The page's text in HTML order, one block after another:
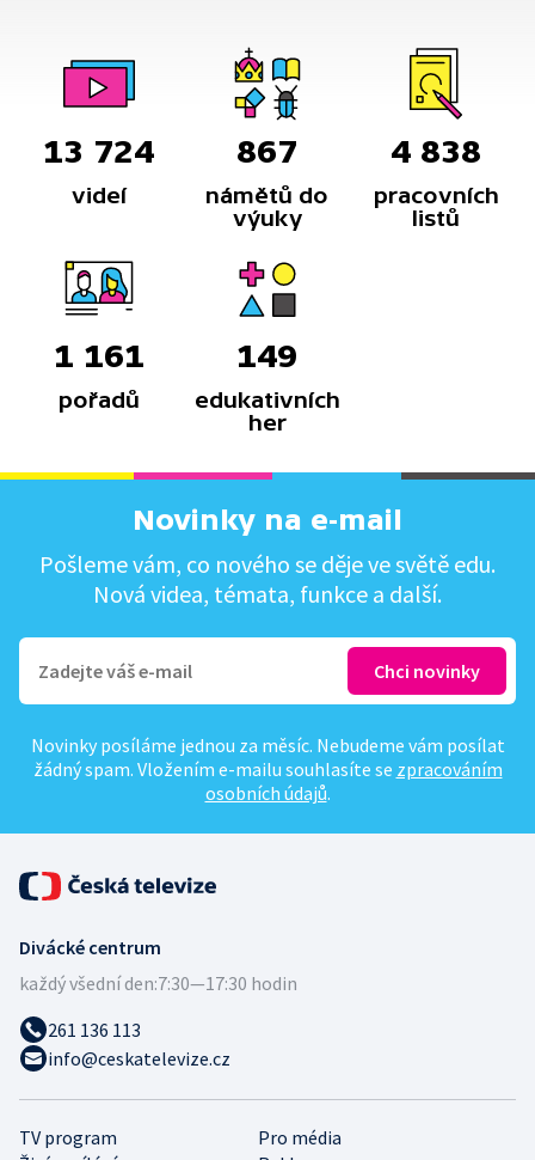
13 724
videí
867
námětů do
výuky
4 838
pracovních
listů
1 161
pořadů
149
edukativních
her
Novinky na e-mail
Pošleme vám, co nového se děje ve světě edu.
Nová videa, témata, funkce a další.
Novinky posíláme jednou za měsíc. Nebudeme vám posílat
žádný spam. Vložením e-mailu souhlasíte se zpracováním
osobních údajů.